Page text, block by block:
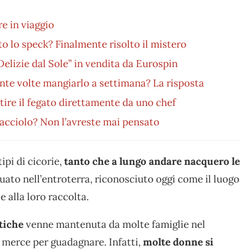
in viaggio
lo speck? Finalmente risolto il mistero
dal Sole” in vendita da Eurospin
volte mangiarlo a settimana? La risposta
il fegato direttamente da uno chef
Non l’avreste mai pensato
di cicorie,tanto che a lungo andare nacquero le
nell’entroterra, riconosciuto oggi come il
alla loro raccolta.
venne mantenuta da molte famiglie nel
per guadagnare. Infatti,molte donne si